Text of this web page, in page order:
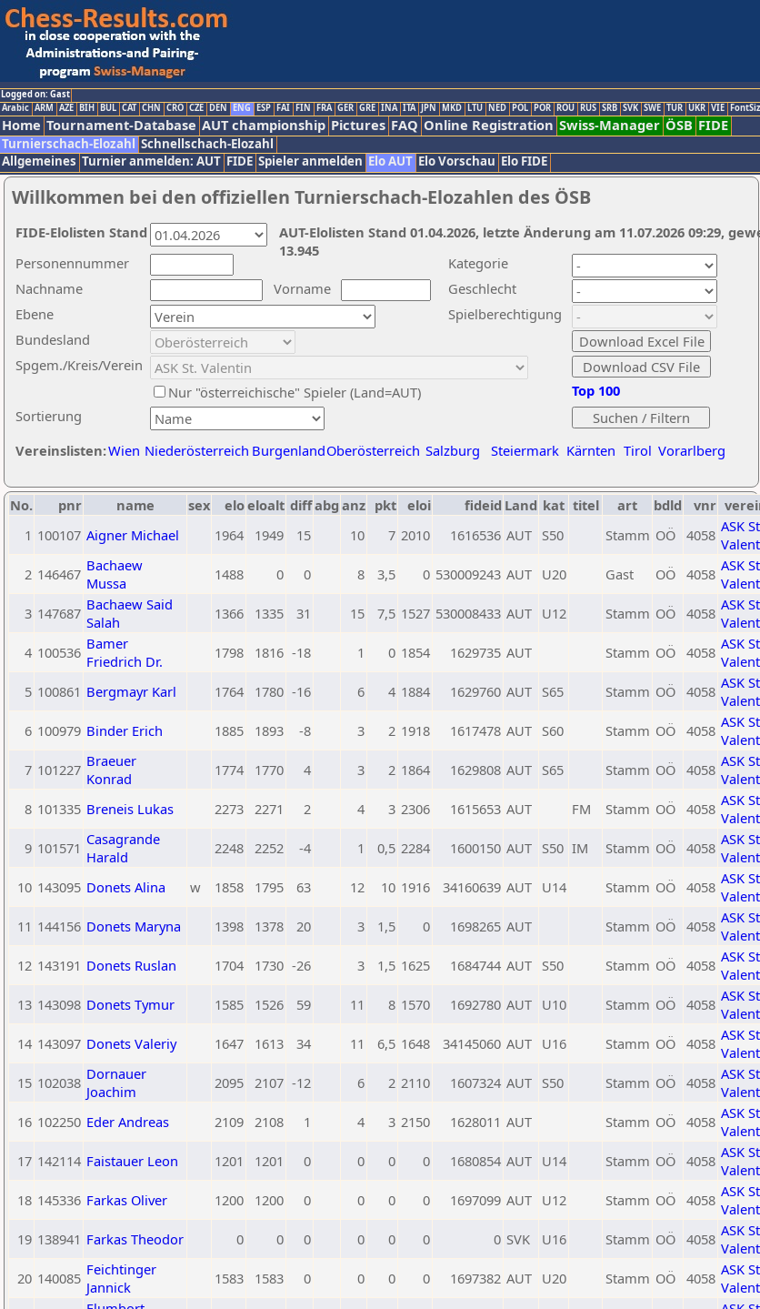
Logged on: Gast
Arabic ARM AZE BIH BUL CAT CHN CRO CZE DEN ENG ESP FAI FIN FRA GER GRE INA ITA JPN MKD LTU NED POL POR ROU RUS SRB SVK SWE TUR UKR VIE
Home Tournament-Database AUT championship Pictures FAQ Online Registration Swiss-Manager ÖSB FIDE
Turnierschach-Elozahl Schnellschach-Elozahl
Allgemeines Turnier anmelden: AUT FIDE Spieler anmelden Elo AUT Elo Vorschau Elo FIDE
Willkommen bei den offiziellen Turnierschach-Elozahlen des ÖSB
Nachname
Vorname
Ebene
Kategorie
Sortierung
Personennummer
Bundesland
Spgem./Kreis/Verein
Geschlecht
Nur "österreichische" Spieler (Land=AUT)
Spielberechtigung
Vereinslisten:Wien Niederösterreich BurgenlandOberösterreich Salzburg Steiermark Kärnten Tirol Vorarlberg
Top 100
AUT-Elolisten Stand 01.04.2026, letzte Änderung am 11.07.2026 09:29,
13.945
FIDE-Elolisten Stand
No. pnr name sex eloeloalt diffabg anz pkt eloi fideid Land kat titel art bdld vnr
1 100107 Aigner Michael 1964 1949 15 10 7 2010 1616536 AUT S50 Stamm OÖ 4058 ASK
2 146467 Bachaew
Mussa
1488 0 0 8 3,5 0 530009243 AUT U20 Gast OÖ 4058 ASK
3 147687 Bachaew Said
Salah
1366 1335 31 15 7,5 1527 530008433 AUT U12 Stamm OÖ 4058 ASK
4 100536 Bamer
Friedrich Dr.
1798 1816 -18 1 0 1854 1629735 AUT Stamm OÖ 4058 ASK
5 100861 Bergmayr Karl 1764 1780 -16 6 4 1884 1629760 AUT S65 Stamm OÖ 4058 ASK
6 100979 Binder Erich 1885 1893 -8 3 2 1918 1617478 AUT S60 Stamm OÖ 4058 ASK
7 101227 Braeuer
Konrad
1774 1770 4 3 2 1864 1629808 AUT S65 Stamm OÖ 4058 ASK
8 101335 Breneis Lukas 2273 2271 2 4 3 2306 1615653 AUT FM Stamm OÖ 4058 ASK
9 101571 Casagrande
Harald
2248 2252 -4 1 0,5 2284 1600150 AUT S50 IM Stamm OÖ 4058 ASK
10 143095 Donets Alina w 1858 1795 63 12 10 1916 34160639 AUT U14 Stamm OÖ 4058 ASK
11 144156 Donets Maryna 1398 1378 20 3 1,5 0 1698265 AUT Stamm OÖ 4058 ASK
12 143191 Donets Ruslan 1704 1730 -26 3 1,5 1625 1684744 AUT S50 Stamm OÖ 4058 ASK
13 143098 Donets Tymur 1585 1526 59 11 8 1570 1692780 AUT U10 Stamm OÖ 4058 ASK
14 143097 Donets Valeriy 1647 1613 34 11 6,5 1648 34145060 AUT U16 Stamm OÖ 4058 ASK
15 102038 Dornauer
Joachim
2095 2107 -12 6 2 2110 1607324 AUT S50 Stamm OÖ 4058 ASK
16 102250 Eder Andreas 2109 2108 1 4 3 2150 1628011 AUT Stamm OÖ 4058 ASK
17 142114 Faistauer Leon 1201 1201 0 0 0 0 1680854 AUT U14 Stamm OÖ 4058 ASK
18 145336 Farkas Oliver 1200 1200 0 0 0 0 1697099 AUT U12 Stamm OÖ 4058 ASK
19 138941 Farkas Theodor 0 0 0 0 0 0 0 SVK U16 Stamm OÖ 4058 ASK
20 140085 Feichtinger
Jannick
1583 1583 0 0 0 0 1697382 AUT U20 Stamm OÖ 4058 ASK